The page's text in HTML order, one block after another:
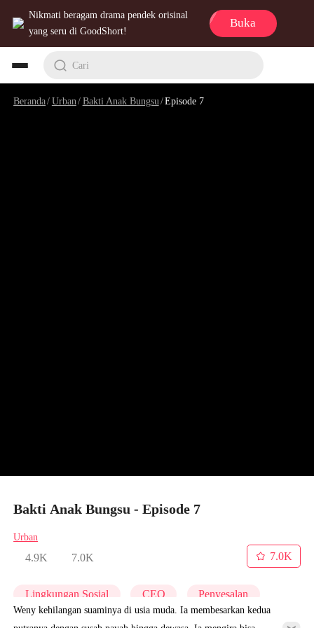
Nikmati beragam drama pendek orisinal
yang seru di GoodShort!
Buka
Cari
Beranda/Urban /Bakti Anak Bungsu/Episode 7
Bakti Anak Bungsu - Episode 7
Urban
4.9K 7.0K
7.0K
Lingkungan Sosial CEO Penyesalan
Weny kehilangan suaminya di usia muda. Ia membesarkan kedua